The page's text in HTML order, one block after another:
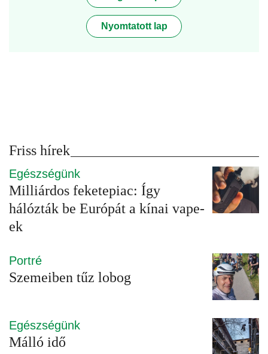
Nyomtatott lap
Friss hírek
Egészségünk
Milliárdos feketepiac: Így
hálózták be Európát a kínai vape-
ek
Portré
Szemeiben tűz lobog
Egészségünk
Málló idő